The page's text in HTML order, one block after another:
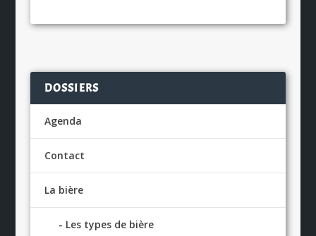
DOSSIERS
Agenda
Contact
La bière
Les types de bière